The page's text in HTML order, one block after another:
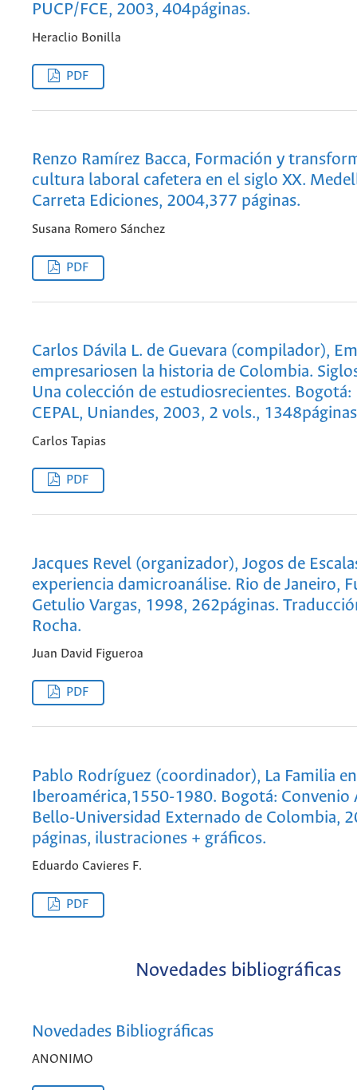
PUCP/FCE, 2003, 404páginas.
Heraclio Bonilla
PDF
Renzo Ramírez Bacca, Formación y
cultura laboral cafetera en el siglo XX.
Carreta Ediciones, 2004,377 páginas.
Susana Romero Sánchez
PDF
Carlos Dávila L. de Guevara (compilador),
empresariosen la historia de Colombia.
Una colección de estudiosrecientes. Bogotá:
CEPAL, Uniandes, 2003, 2 vols.,
Carlos Tapias
PDF
Jacques Revel (organizador), Jogos de
experiencia damicroanálise. Rio de Janeiro,
Getulio Vargas, 1998, 262páginas.
Rocha.
Juan David Figueroa
PDF
Pablo Rodríguez (coordinador), La Familia en
Iberoamérica,1550-1980. Bogotá: Convenio
Bello-Universidad Externado de Colombia,
páginas, ilustraciones + gráficos.
Eduardo Cavieres F.
PDF
Novedades bibliográficas
Novedades Bibliográficas
ANONIMO